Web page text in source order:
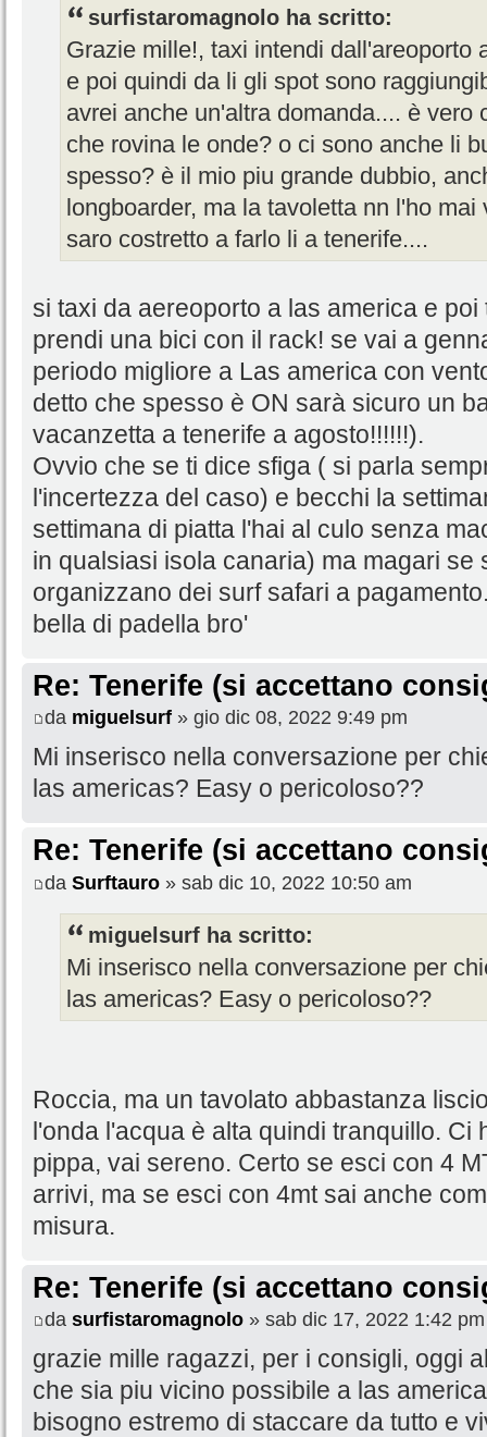
surfistaromagnolo ha scritto:
Grazie mille!, taxi intendi dall'areoporto
e poi quindi da li gli spot sono
avrei anche un'altra domanda.... è vero
che rovina le onde? o ci sono anche li
spesso? è il mio piu grande dubbio,
longboarder, ma la tavoletta nn l'ho
saro costretto a farlo li a tenerife....
si taxi da aereoporto a las america e
prendi una bici con il rack! se vai a
periodo migliore a Las america con
detto che spesso è ON sarà sicuro un
vacanzetta a tenerife a agosto!!!!!!).
Ovvio che se ti dice sfiga ( si parla
l'incertezza del caso) e becchi la
settimana di piatta l'hai al culo senza
in qualsiasi isola canaria) ma magari se
organizzano dei surf safari a
bella di padella bro'
Re: Tenerife (si accettano
da miguelsurf » gio dic 08, 2022 9:49 pm
Mi inserisco nella conversazione per
las americas? Easy o pericoloso??
Re: Tenerife (si accettano
da Surftauro » sab dic 10, 2022 10:50 am
miguelsurf ha scritto:
Mi inserisco nella conversazione per
las americas? Easy o pericoloso??
Roccia, ma un tavolato abbastanza
l'onda l'acqua è alta quindi tranquillo. Ci
pippa, vai sereno. Certo se esci con 4
arrivi, ma se esci con 4mt sai anche
misura.
Re: Tenerife (si accettano
da surfistaromagnolo » sab dic 17, 2022 1:42 pm
grazie mille ragazzi, per i consigli, oggi
che sia piu vicino possibile a las
bisogno estremo di staccare da tutto e